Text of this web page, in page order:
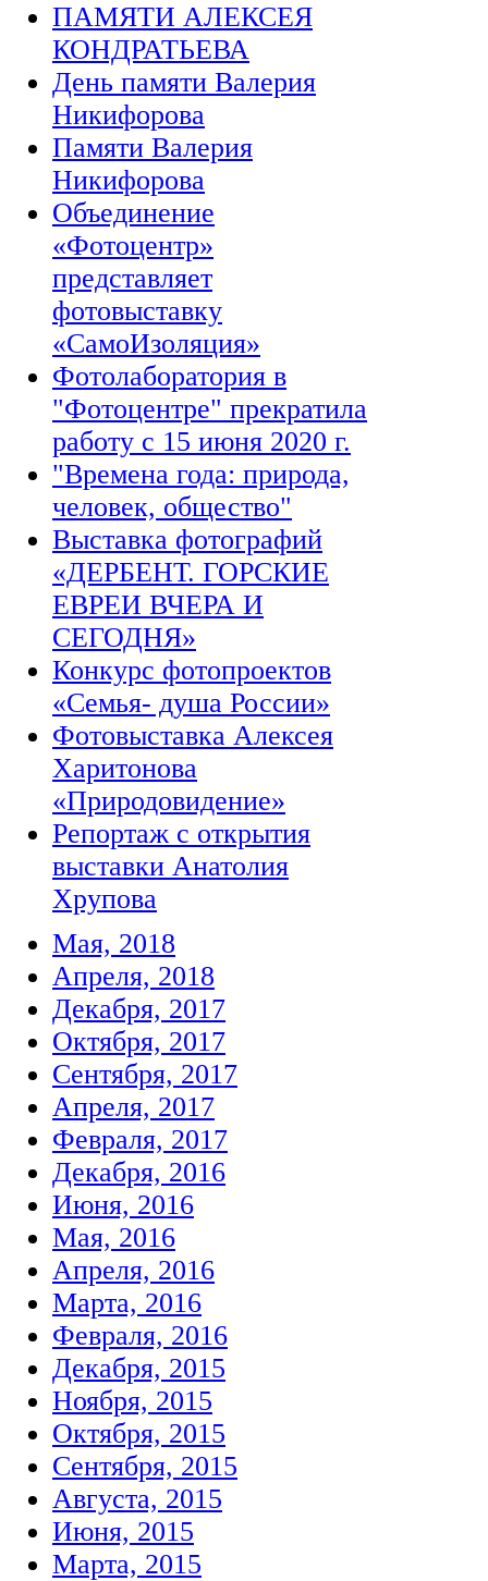
ПАМЯТИ АЛЕКСЕЯ
КОНДРАТЬЕВА
День памяти Валерия
Никифорова
Памяти Валерия
Никифорова
Объединение
«Фотоцентр»
представляет
фотовыставку
«СамоИзоляция»
Фотолаборатория в
"Фотоцентре" прекратила
работу с 15 июня 2020 г.
"Времена года: природа,
человек, общество"
Выставка фотографий
«ДЕРБЕНТ. ГОРСКИЕ
ЕВРЕИ ВЧЕРА И
СЕГОДНЯ»
Конкурс фотопроектов
«Семья- душа России»
Фотовыставка Алексея
Харитонова
«Природовидение»
Репортаж с открытия
выставки Анатолия
Хрупова
Мая, 2018
Апреля, 2018
Декабря, 2017
Октября, 2017
Сентября, 2017
Апреля, 2017
Февраля, 2017
Декабря, 2016
Июня, 2016
Мая, 2016
Апреля, 2016
Марта, 2016
Февраля, 2016
Декабря, 2015
Ноября, 2015
Октября, 2015
Сентября, 2015
Августа, 2015
Июня, 2015
Марта, 2015